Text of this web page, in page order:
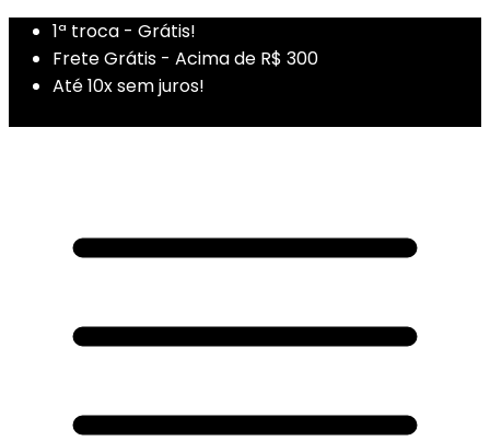
1ª troca - Grátis!
Frete Grátis - Acima de R$ 300
Até 10x sem juros!